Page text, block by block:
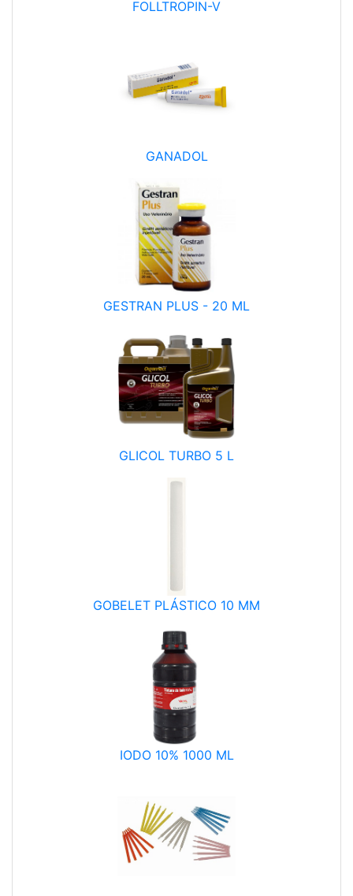
FOLLTROPIN-V
GANADOL
GESTRAN PLUS - 20 ML
GLICOL TURBO 5 L
GOBELET PLÁSTICO 10 MM
IODO 10% 1000 ML